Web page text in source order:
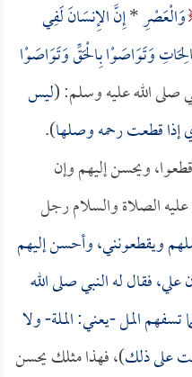
وَالْعَصْرِ*إِنَّ الإِنسَانَ لَفِي
وَتَوَاصَوْا بِالْحَقِّ وَتَوَاصَوْا
ليس
إذا قطعت رحمه وصلها).
ويحسن إليهم وإن
الصلاة والسلام رجل
ويقطعونني، وأحسن إليهم
فقال له النبي صلى الله
المل -يعني: الملة- ولا
على ذلك)، فهذا مثلك يحسن